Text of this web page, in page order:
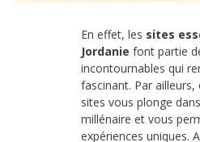
En effet, les sites
Jordanie font partie
incontournables qui
fascinant. Par ailleurs,
sites vous plonge
millénaire et vous
expériences uniques.